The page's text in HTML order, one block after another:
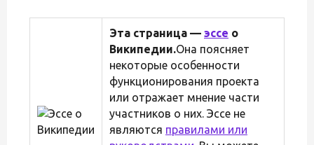
Эта страница — эссе о
Википедии.Она поясняет
некоторые особенности
функционирования проекта
или отражает мнение части
участников о них. Эссе не
являются правилами или